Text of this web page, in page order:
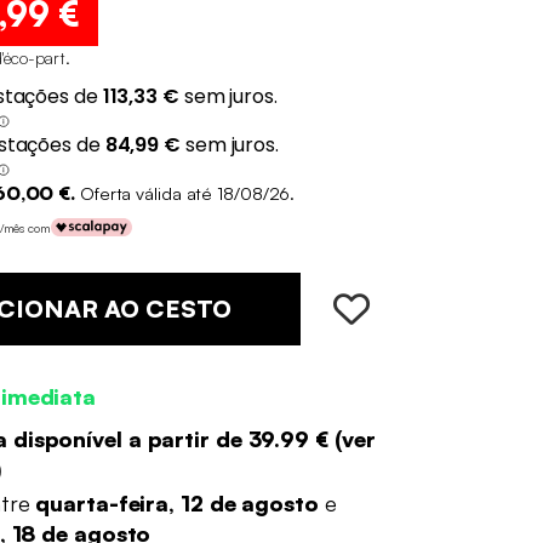
€
part.
€. Oferta válida até 18/08/26.
com
AO CESTO
disponível a partir de 39.99 €(ver
quarta-feira, 12 de agosto e
de agosto